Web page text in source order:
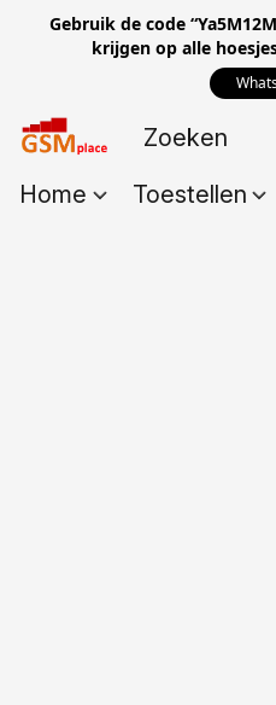
Gebruik de code
krijgen op alle
Home Toestellen